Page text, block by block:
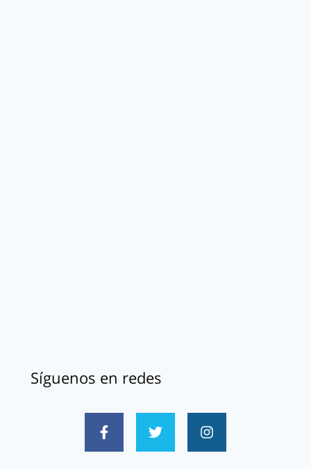
Síguenos en redes